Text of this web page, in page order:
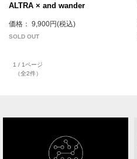
ALTRA × and wander
価格： 9,900円(税込)
SOLD OUT
1 / 1ページ
（全2件）